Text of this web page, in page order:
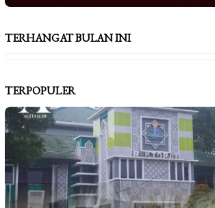
TERHANGAT BULAN INI
TERPOPULER